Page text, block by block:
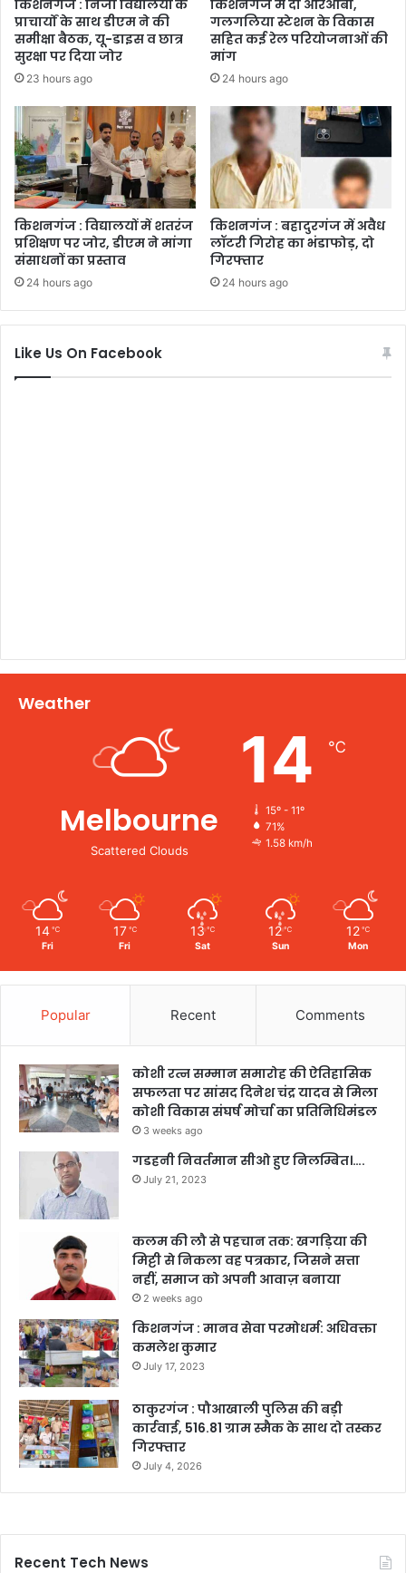
किशनगंज : निजी विद्यालयों के
प्राचार्यों के साथ डीएम ने की
समीक्षा बैठक, यू-डाइस व छात्र
सुरक्षा पर दिया जोर
23 hours ago
किशनगंज में दो आरओबी,
गलगलिया स्टेशन के विकास
सहित कई रेल परियोजनाओं की
मांग
24 hours ago
किशनगंज : विद्यालयों में शतरंज
प्रशिक्षण पर जोर, डीएम ने मांगा
संसाधनों का प्रस्ताव
24 hours ago
किशनगंज : बहादुरगंज में अवैध
लॉटरी गिरोह का भंडाफोड़, दो
गिरफ्तार
24 hours ago
Like Us On Facebook
Weather
Melbourne
Scattered Clouds
14 ℃
15º - 11º
71%
1.58 km/h
14 ℃
Fri
17 ℃
Fri
13 ℃
Sat
12 ℃
Sun
12 ℃
Mon
Popular Recent Comments
कोशी रत्न सम्मान समारोह की ऐतिहासिक
सफलता पर सांसद दिनेश चंद्र यादव से मिला
कोशी विकास संघर्ष मोर्चा का प्रतिनिधिमंडल
3 weeks ago
गडहनी निवर्तमान सीओ हुए निलम्बित।….
July 21, 2023
कलम की लौ से पहचान तक: खगड़िया की
मिट्टी से निकला वह पत्रकार, जिसने सत्ता
नहीं, समाज को अपनी आवाज़ बनाया
2 weeks ago
किशनगंज : मानव सेवा परमोधर्म: अधिवक्ता
कमलेश कुमार
July 17, 2023
ठाकुरगंज : पौआखाली पुलिस की बड़ी
कार्रवाई, 516.81 ग्राम स्मैक के साथ दो तस्कर
गिरफ्तार
July 4, 2026
Recent Tech News